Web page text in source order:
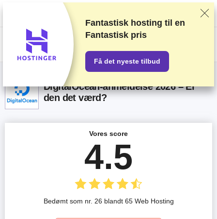
Vi rangerer forhandlere baseret på strenge tests og research, tager også
højde for din feedback og vores kommercielle aftaler med udbydere.
Denne side indeholder affiliate links.Marketings Offentliggørelse
DigitalOcean-anmeldelse 2026 – Er
den det værd?
Vores score
4.5
Bedømt som nr. 26 blandt 65 Web Hosting
Fantastisk hosting til en
Fantastisk pris
Få det nyeste tilbud